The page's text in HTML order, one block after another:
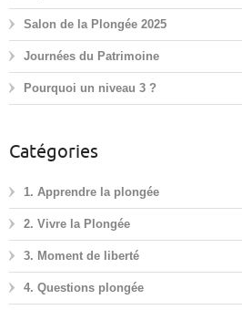
Salon de la Plongée 2025
Journées du Patrimoine
Pourquoi un niveau 3 ?
Catégories
1. Apprendre la plongée
2. Vivre la Plongée
3. Moment de liberté
4. Questions plongée